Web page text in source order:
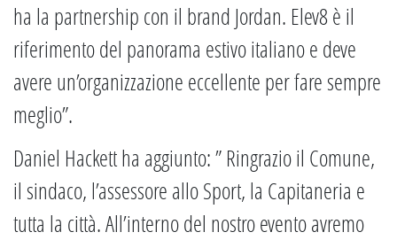
ha la partnership con il brand Jordan. Elev8 è il
riferimento del panorama estivo italiano e deve
avere un’organizzazione eccellente per fare sempre
meglio”.
Daniel Hackett ha aggiunto: ” Ringrazio il Comune,
il sindaco, l’assessore allo Sport, la Capitaneria e
tutta la città. All’interno del nostro evento avremo